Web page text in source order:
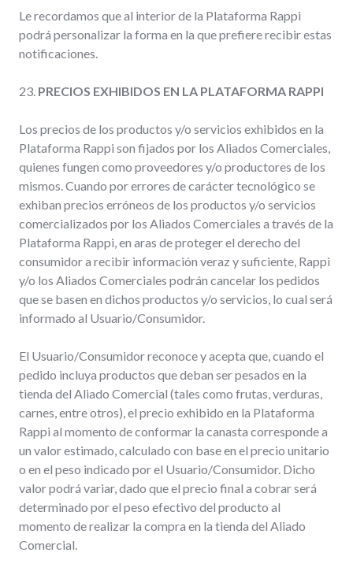
Le recordamos que al interior de la Plataforma Rappi
podrá personalizar la forma en la que prefiere recibir estas
notificaciones.
23. PRECIOS EXHIBIDOS EN LA PLATAFORMA RAPPI
Los precios de los productos y/o servicios exhibidos en la
Plataforma Rappi son fijados por los Aliados Comerciales,
quienes fungen como proveedores y/o productores de los
mismos. Cuando por errores de carácter tecnológico se
exhiban precios erróneos de los productos y/o servicios
comercializados por los Aliados Comerciales a través de la
Plataforma Rappi, en aras de proteger el derecho del
consumidor a recibir información veraz y suficiente, Rappi
y/o los Aliados Comerciales podrán cancelar los pedidos
que se basen en dichos productos y/o servicios, lo cual será
informado al Usuario/Consumidor.
El Usuario/Consumidor reconoce y acepta que, cuando el
pedido incluya productos que deban ser pesados en la
tienda del Aliado Comercial (tales como frutas, verduras,
carnes, entre otros), el precio exhibido en la Plataforma
Rappi al momento de conformar la canasta corresponde a
un valor estimado, calculado con base en el precio unitario
o en el peso indicado por el Usuario/Consumidor. Dicho
valor podrá variar, dado que el precio final a cobrar será
determinado por el peso efectivo del producto al
momento de realizar la compra en la tienda del Aliado
Comercial.